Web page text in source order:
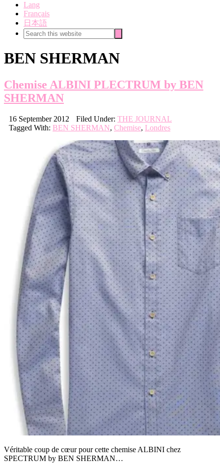
Lang
Français
日本語
Search
this
BEN SHERMAN
Chemise ALBINI PLECTRUM by BEN
SHERMAN
16 September 2012 Filed Under: THE JOURNAL
Tagged With: BEN SHERMAN, Chemise, Londres
Véritable coup de cœur pour cette chemise ALBINI chez
SPECTRUM by BEN SHERMAN…